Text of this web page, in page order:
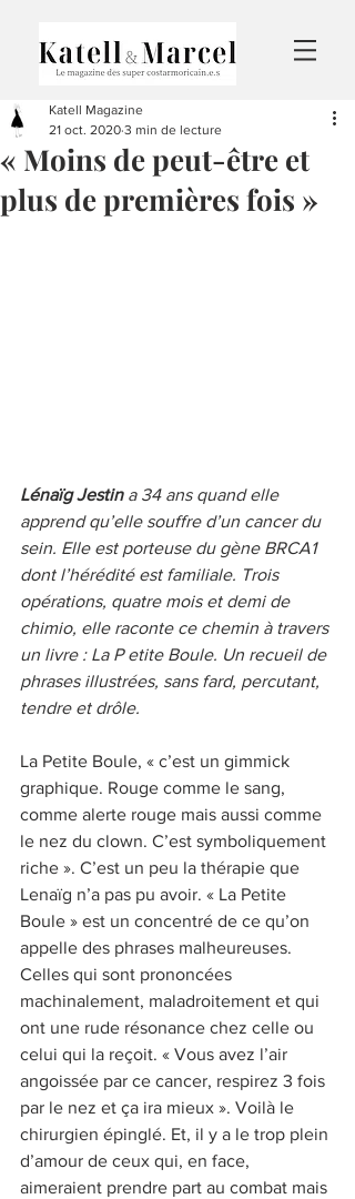
« Moins de peut-être et
plus de premières fois »
Katell Magazine
21 oct. 2020 3 min de lecture
Lénaïg Jestin a 34 ans quand elle
apprend qu’elle souffre d’un cancer du
sein. Elle est porteuse du gène BRCA1
dont l’hérédité est familiale. Trois
opérations, quatre mois et demi de
chimio, elle raconte ce chemin à travers
un livre : La P etite Boule. Un recueil de
phrases illustrées, sans fard, percutant,
tendre et drôle.
La Petite Boule, « c’est un gimmick
graphique. Rouge comme le sang,
comme alerte rouge mais aussi comme
le nez du clown. C’est symboliquement
riche ». C’est un peu la thérapie que
Lenaïg n’a pas pu avoir. « La Petite
Boule » est un concentré de ce qu’on
appelle des phrases malheureuses.
Celles qui sont prononcées
machinalement, maladroitement et qui
ont une rude résonance chez celle ou
celui qui la reçoit. « Vous avez l’air
angoissée par ce cancer, respirez 3 fois
par le nez et ça ira mieux ». Voilà le
chirurgien épinglé. Et, il y a le trop plein
d’amour de ceux qui, en face,
aimeraient prendre part au combat mais